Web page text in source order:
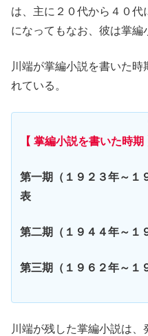
は、主に２０代から４０
になってもなお、彼は掌編
川端が掌編小説を書いた
れている。
【 掌編小説を書いた時期
第一期（１９２３年～１
表
第二期（１９４４年～１
第三期（１９６２年～１
川端が残した掌編小説は